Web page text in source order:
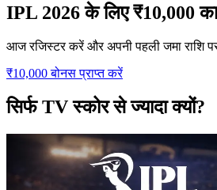
IPL 2026 के लिए ₹10,000
आज रजिस्टर करें और अपनी पहली जमा राशि
₹10,000 बोनस प्राप्त करें
सिर्फ TV स्कोर से ज्यादा क्यों?